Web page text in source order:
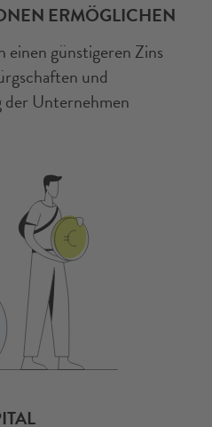
ERMÖGLICHEN
einen günstigeren Zins
und
der Unternehmen